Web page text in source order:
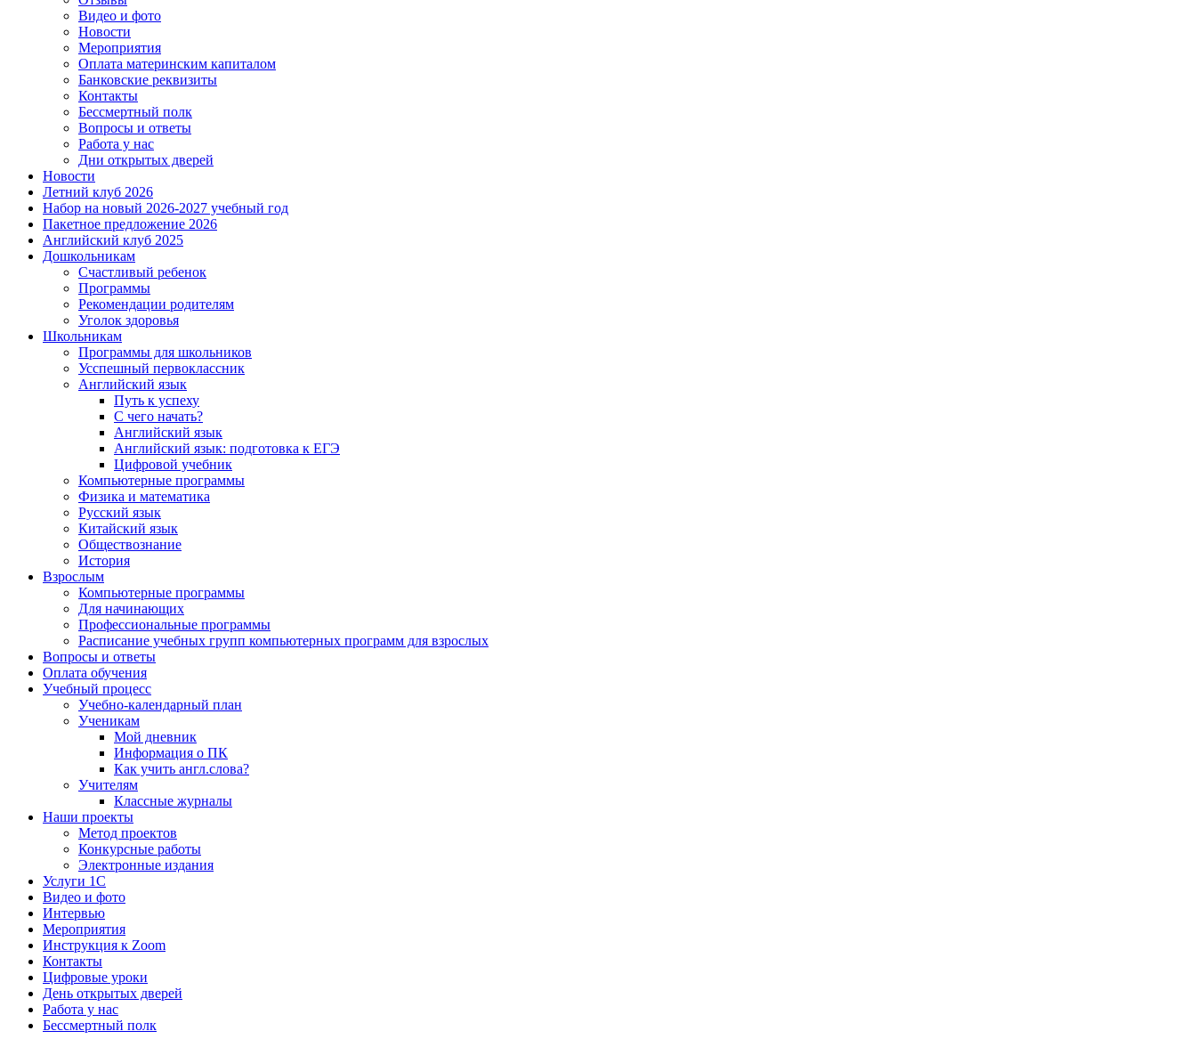
Видео и фото
Новости
Мероприятия
Оплата материнским капиталом
Банковские реквизиты
Контакты
Бессмертный полк
Вопросы и ответы
Работа у нас
Дни открытых дверей
Новости
Летний клуб 2026
Набор на новый 2026-2027 учебный год
Пакетное предложение 2026
Английский клуб 2025
Дошкольникам
Счастливый ребенок
Программы
Рекомендации родителям
Уголок здоровья
Школьникам
Программы для школьников
Усспешный первоклассник
Английский язык
Путь к успеху
С чего начать?
Английский язык
Английский язык: подготовка к ЕГЭ
Цифровой учебник
Компьютерные программы
Физика и математика
Русский язык
Китайский язык
Обществознание
История
Взрослым
Компьютерные программы
Для начинающих
Профессиональные программы
Расписание учебных групп компьютерных программ для взрослых
Вопросы и ответы
Оплата обучения
Учебный процесс
Учебно-календарный план
Ученикам
Мой дневник
Информация о ПК
Как учить англ.слова?
Учителям
Классные журналы
Наши проекты
Метод проектов
Конкурсные работы
Электронные издания
Услуги 1C
Видео и фото
Интервью
Мероприятия
Инструкция к Zoom
Контакты
Цифровые уроки
День открытых дверей
Работа у нас
Бессмертный полк